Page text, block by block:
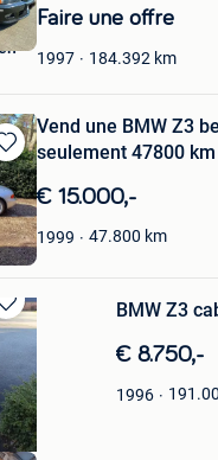
Faire une offre
1997 184.392 km
Vend une BMW Z3
seulement 47800 km
€ 15.000,-
1999 47.800 km
BMW Z3
€ 8.750,-
1996